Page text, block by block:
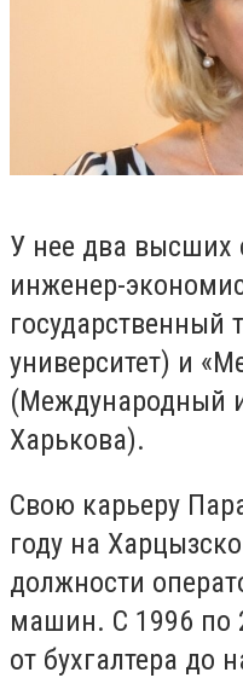
У нее два высших
инженер-
государственный
университет) и
(Международный
Харькова).
Свою карьеру
году на
должности
машин. С 1996 по
от бухгалтера до